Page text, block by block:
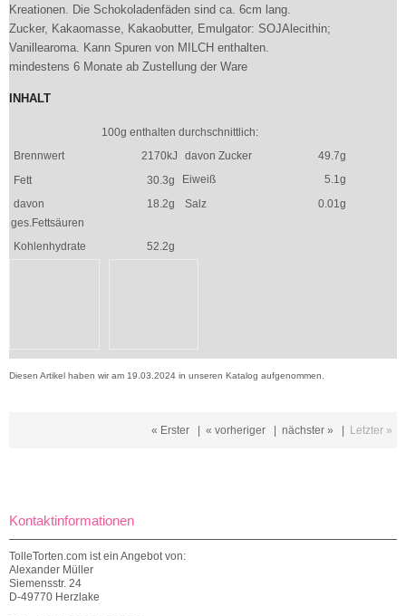
Kreationen. Die Schokoladenfäden sind ca. 6cm lang.
Zucker, Kakaomasse, Kakaobutter, Emulgator: SOJAlecithin;
Vanillearoma. Kann Spuren von MILCH enthalten.
mindestens 6 Monate ab Zustellung der Ware
INHALT
100g enthalten durchschnittlich:
Brennwert
2170kJ davon Zucker
49.7g
Fett
30.3g Eiweiß
5.1g
davon
ges.Fettsäuren
18.2g Salz 0.01g
Kohlenhydrate 52.2g
Diesen Artikel haben wir am 19.03.2024 in unseren Katalog aufgenommen.
« Erster | « vorheriger | nächster » | Letzter »
Kontaktinformationen
TolleTorten.com ist ein Angebot von:
Alexander Müller
Siemensstr. 24
D-49770 Herzlake